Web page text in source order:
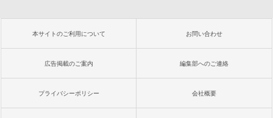
本サイトのご利用について お問い合わせ
広告掲載のご案内 編集部へのご連絡
プライバシーポリシー 会社概要